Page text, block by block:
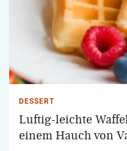
DESSERT
Luftig-leichte
einem Hauch von